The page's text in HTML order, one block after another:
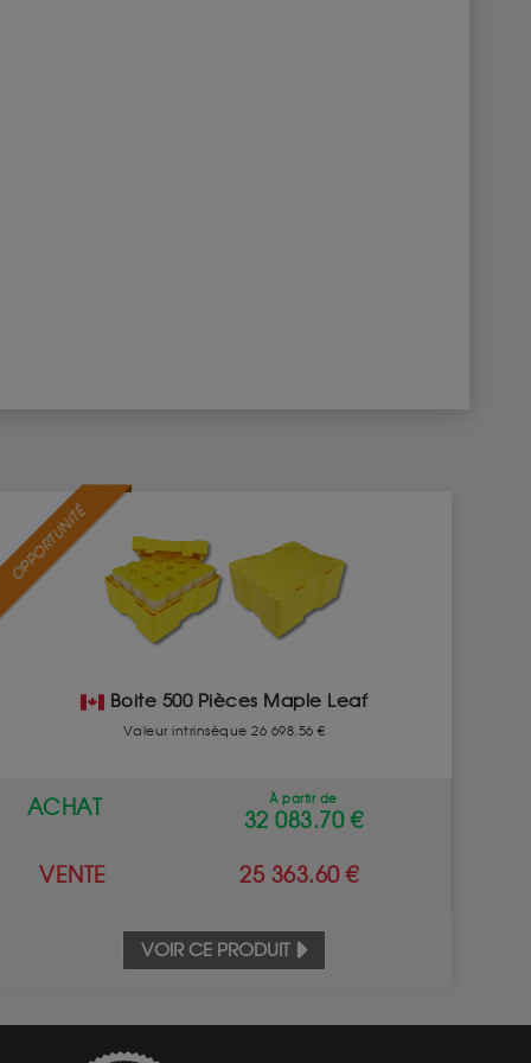
OPPORTUNITÉ
Boite 500 Pièces Maple Leaf
Valeur intrinsèque 26 698.56 €
ACHAT À partir de
32 083.70 €
VENTE 25 363.60 €
VOIR CE PRODUIT